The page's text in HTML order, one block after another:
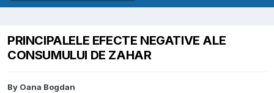
PRINCIPALELE EFECTE NEGATIVE ALE
CONSUMULUI DE ZAHAR
By Oana Bogdan